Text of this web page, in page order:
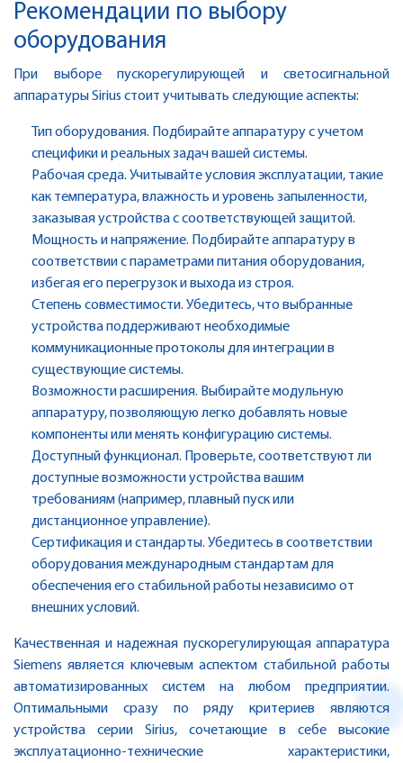
Рекомендации по выбору
оборудования
При выборе пускорегулирующей и светосигнальной
аппаратуры Sirius стоит учитывать следующие аспекты:
Тип оборудования. Подбирайте аппаратуру с учетом
специфики и реальных задач вашей системы.
Рабочая среда. Учитывайте условия эксплуатации, такие
как температура, влажность и уровень запыленности,
заказывая устройства с соответствующей защитой.
Мощность и напряжение. Подбирайте аппаратуру в
соответствии с параметрами питания оборудования,
избегая его перегрузок и выхода из строя.
Степень совместимости. Убедитесь, что выбранные
устройства поддерживают необходимые
коммуникационные протоколы для интеграции в
существующие системы.
Возможности расширения. Выбирайте модульную
аппаратуру, позволяющую легко добавлять новые
компоненты или менять конфигурацию системы.
Доступный функционал. Проверьте, соответствуют ли
доступные возможности устройства вашим
требованиям (например, плавный пуск или
дистанционное управление).
Сертификация и стандарты. Убедитесь в соответствии
оборудования международным стандартам для
обеспечения его стабильной работы независимо от
внешних условий.
Качественная и надежная пускорегулирующая аппаратура
Siemens является ключевым аспектом стабильной работы
автоматизированных систем на любом предприятии.
Оптимальными сразу по ряду критериев являются
устройства серии Sirius, сочетающие в себе высокие
эксплуатационно-технические характеристики,